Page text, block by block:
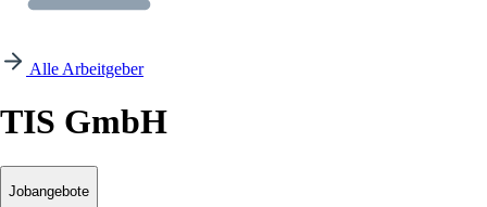
Alle Arbeitgeber
TIS GmbH
Jobangebote